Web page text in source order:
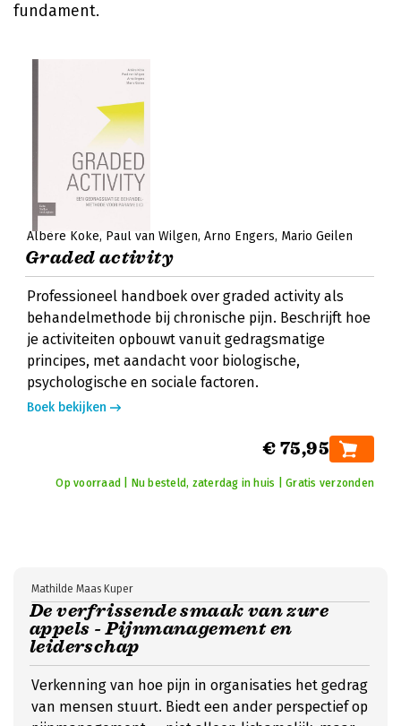
fundament.
Albère Köke Paul van Wilgen Arno Engers Mario Geilen
Graded activity
Professioneel handboek over graded activity als
behandelmethode bij chronische pijn. Beschrijft hoe
je activiteiten opbouwt vanuit gedragsmatige
principes, met aandacht voor biologische,
psychologische en sociale factoren.
Boek bekijken
€ 75,95
Op voorraad | Nu besteld, zaterdag in huis | Gratis verzonden
De verfrissende smaak van zure
appels - Pijnmanagement en
leiderschap
Mathilde Maas Kuper
Verkenning van hoe pijn in organisaties het gedrag
van mensen stuurt. Biedt een ander perspectief op